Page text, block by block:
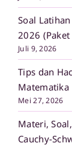
Soal
2026 (Paket
Juli 9, 2026
Tips dan
Matematika
Mei 27, 2026
Materi,
Cauchy-